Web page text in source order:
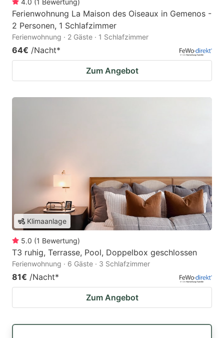
Ferienwohnung La Maison des Oiseaux in Gemenos -
2 Personen, 1 Schlafzimmer
Ferienwohnung · 2 Gäste · 1 Schlafzimmer
64€ /Nacht*
Zum Angebot
Klimaanlage
5.0 (1 Bewertung)
T3 ruhig, Terrasse, Pool, Doppelbox geschlossen
Ferienwohnung · 6 Gäste · 3 Schlafzimmer
81€ /Nacht*
Zum Angebot